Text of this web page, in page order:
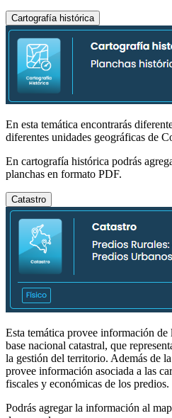
Cartografía histórica
En esta temática encontrarás
diferentes unidades geográficas de
En cartografía histórica podrás
planchas en formato PDF.
Catastro
Esta temática provee información de
base nacional catastral, que
la gestión del territorio. Además de
provee información asociada a las
fiscales y económicas de los predios.
Podrás agregar la información al